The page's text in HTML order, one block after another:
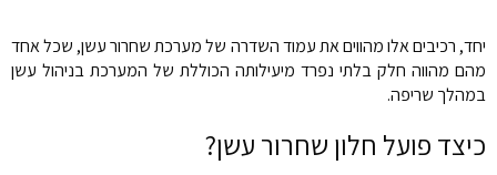
יחד, רכיבים אלו מהווים את עמוד השדרה של מערכת שחרור עשן, שכל אחד
מהם מהווה חלק בלתי נפרד מיעילותה הכוללת של המערכת בניהול עשן
במהלך שריפה.
כיצד פועל חלון שחרור עשן?